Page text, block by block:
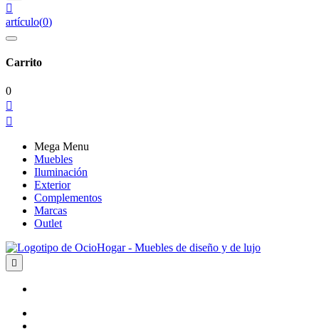

artículo(0)
Carrito
0


Mega Menu
Muebles
Iluminación
Exterior
Complementos
Marcas
Outlet
